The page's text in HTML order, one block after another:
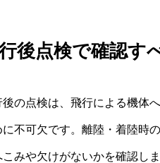
後点検で確認す
後の点検は、飛行による機体
に不可欠です。離陸・着陸時
こみや欠けがないかを確認し